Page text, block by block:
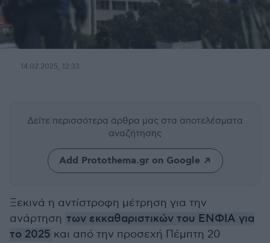
14.02.2025, 12:33
Δείτε περισσότερα άρθρα μας στα αποτελέσματα
αναζήτησης
Add Protothema.gr on Google
Ξεκινά η αντίστροφη μέτρηση για την
ανάρτηση των εκκαθαριστικών του ΕΝΦΙΑ για
το 2025 και από την προσεχή Πέμπτη 20